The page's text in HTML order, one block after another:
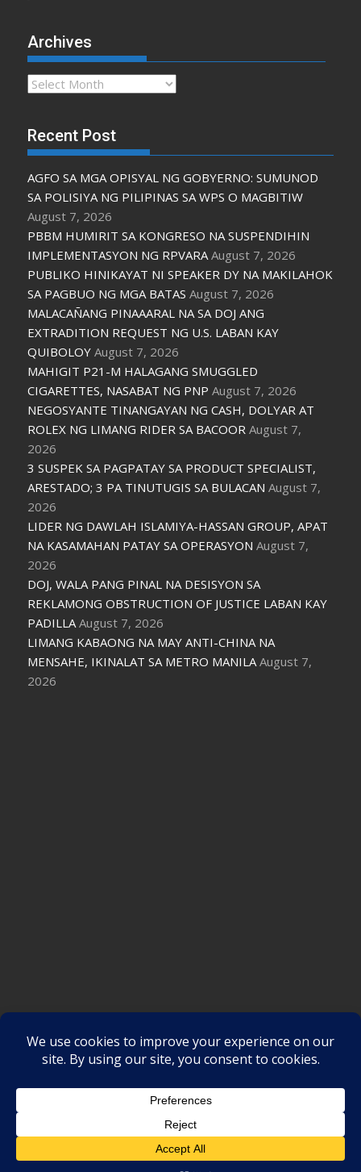
Archives
Archives
Recent Post
AGFO SA MGA OPISYAL NG GOBYERNO: SUMUNOD
SA POLISIYA NG PILIPINAS SA WPS O MAGBITIW
August 7, 2026
PBBM HUMIRIT SA KONGRESO NA SUSPENDIHIN
IMPLEMENTASYON NG RPVARA August 7, 2026
PUBLIKO HINIKAYAT NI SPEAKER DY NA MAKILAHOK
SA PAGBUO NG MGA BATAS August 7, 2026
MALACAÑANG PINAAARAL NA SA DOJ ANG
EXTRADITION REQUEST NG U.S. LABAN KAY
QUIBOLOY August 7, 2026
MAHIGIT P21-M HALAGANG SMUGGLED
CIGARETTES, NASABAT NG PNP August 7, 2026
NEGOSYANTE TINANGAYAN NG CASH, DOLYAR AT
ROLEX NG LIMANG RIDER SA BACOOR August 7,
2026
3 SUSPEK SA PAGPATAY SA PRODUCT SPECIALIST,
ARESTADO; 3 PA TINUTUGIS SA BULACAN August 7,
2026
LIDER NG DAWLAH ISLAMIYA-HASSAN GROUP, APAT
NA KASAMAHAN PATAY SA OPERASYON August 7,
2026
DOJ, WALA PANG PINAL NA DESISYON SA
REKLAMONG OBSTRUCTION OF JUSTICE LABAN KAY
PADILLA August 7, 2026
LIMANG KABAONG NA MAY ANTI-CHINA NA
MENSAHE, IKINALAT SA METRO MANILA August 7,
2026
Proudly powered by WordPress |Theme: SuperMag by
Themes